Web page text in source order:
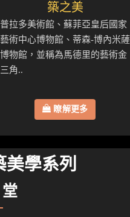
築之美
普拉多美術館、蘇菲亞皇后國家
藝術中心博物館、蒂森-博內米薩
博物館，並稱為馬德里的藝術金
三角..
瞭解更多
美學系列